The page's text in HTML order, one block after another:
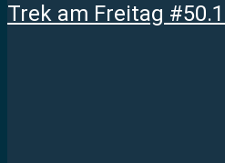
Trek am Freitag